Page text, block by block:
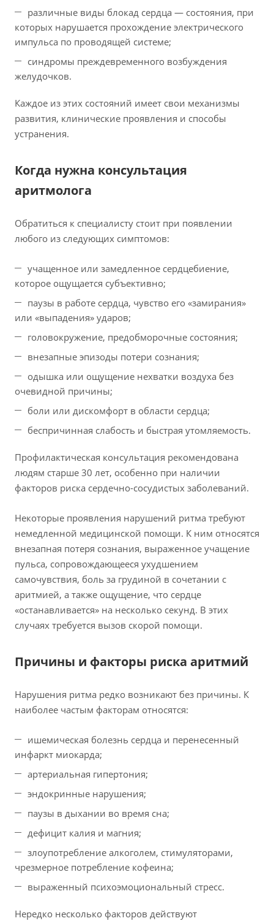
различные виды блокад сердца — состояния, при
которых нарушается прохождение электрического
импульса по проводящей системе;
синдромы преждевременного возбуждения
желудочков.
Каждое из этих состояний имеет свои механизмы
развития, клинические проявления и способы
устранения.
Когда нужна консультация
аритмолога
Обратиться к специалисту стоит при появлении
любого из следующих симптомов:
учащенное или замедленное сердцебиение,
которое ощущается субъективно;
паузы в работе сердца, чувство его «замирания»
или «выпадения» ударов;
головокружение, предобморочные состояния;
внезапные эпизоды потери сознания;
одышка или ощущение нехватки воздуха без
очевидной причины;
боли или дискомфорт в области сердца;
беспричинная слабость и быстрая утомляемость.
Профилактическая консультация рекомендована
людям старше 30 лет, особенно при наличии
факторов риска сердечно-сосудистых заболеваний.
Некоторые проявления нарушений ритма требуют
немедленной медицинской помощи. К ним относятся
внезапная потеря сознания, выраженное учащение
пульса, сопровождающееся ухудшением
самочувствия, боль за грудиной в сочетании с
аритмией, а также ощущение, что сердце
«останавливается» на несколько секунд. В этих
случаях требуется вызов скорой помощи.
Причины и факторы риска аритмий
Нарушения ритма редко возникают без причины. К
наиболее частым факторам относятся:
ишемическая болезнь сердца и перенесенный
инфаркт миокарда;
артериальная гипертония;
эндокринные нарушения;
паузы в дыхании во время сна;
дефицит калия и магния;
злоупотребление алкоголем, стимуляторами,
чрезмерное потребление кофеина;
выраженный психоэмоциональный стресс.
Нередко несколько факторов действуют